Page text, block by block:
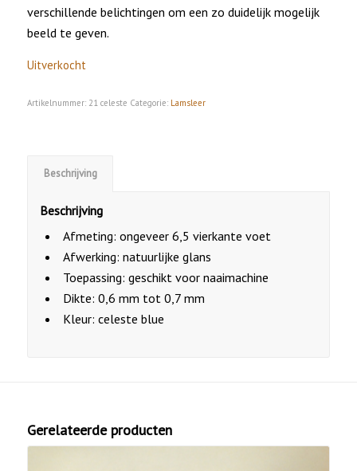
verschillende belichtingen om een zo duidelijk mogelijk
beeld te geven.
Uitverkocht
Artikelnummer: 21 celeste Categorie: Lamsleer
Beschrijving
Beschrijving
Afmeting: ongeveer 6,5 vierkante voet
Afwerking: natuurlijke glans
Toepassing: geschikt voor naaimachine
Dikte: 0,6 mm tot 0,7 mm
Kleur: celeste blue
Gerelateerde producten